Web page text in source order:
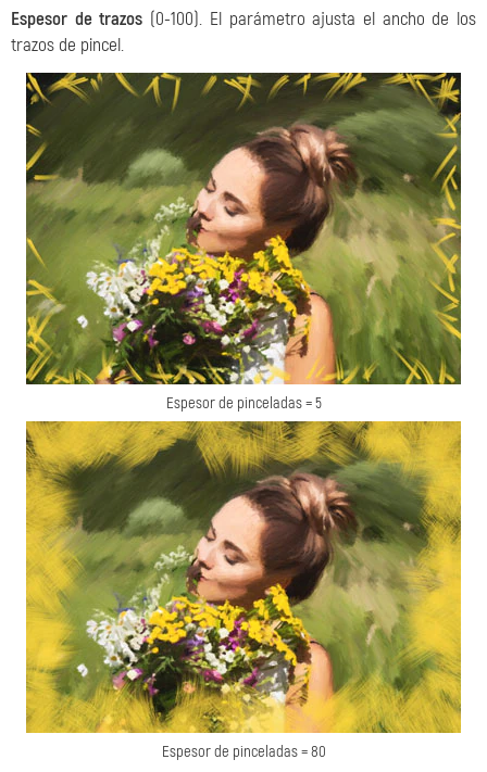
Espesor de trazos (0-100). El parámetro ajusta el ancho de los
trazos de pincel.
Espesor de pinceladas = 5
Espesor de pinceladas = 80